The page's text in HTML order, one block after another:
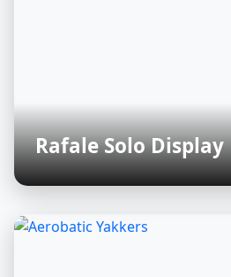
Rafale Solo Display